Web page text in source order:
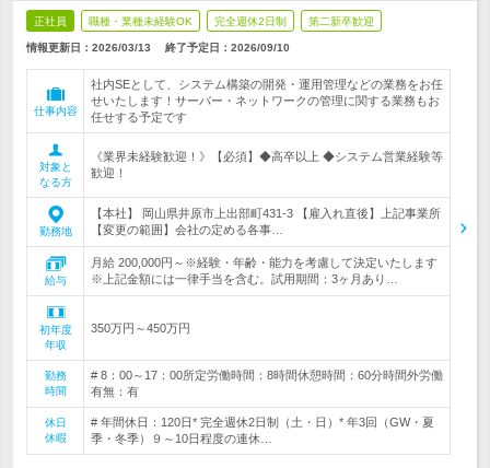
正社員 職種・業種未経験OK 完全週休2日制 第二新卒歓迎
情報更新日：2026/03/13 終了予定日： 2026/09/10
仕事内容
社内SEとして、システム構築の開発・運用管理などの業務をお任
せいたします！サーバー・ネットワークの管理に関する業務もお
任せする予定です
対象と
なる方
《業界未経験歓迎！》【必須】◆高卒以上 ◆システム営業経験等
歓迎！
勤務地
【本社】 岡山県井原市上出部町431-3 【雇入れ直後】上記事業所
【変更の範囲】会社の定める各事…
給与
月給 200,000円～※経験・年齢・能力を考慮して決定いたします
※上記金額には一律手当を含む。試用期間：3ヶ月あり…
初年度
年収
350万円～450万円
勤務
時間
# 8：00～17：00所定労働時間：8時間休憩時間：60分時間外労働
有無：有
休日
休暇
# 年間休日：120日* 完全週休2日制（土・日）* 年3回（GW・夏
季・冬季）９～10日程度の連休…